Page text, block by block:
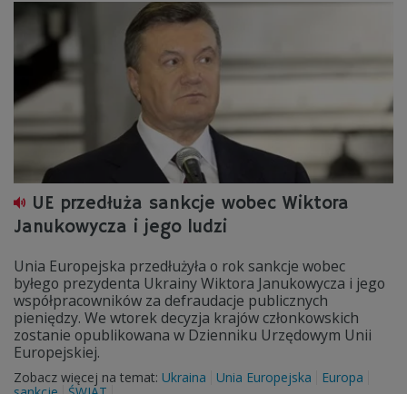
UE przedłuża sankcje wobec Wiktora
Janukowycza i jego ludzi
Unia Europejska przedłużyła o rok sankcje wobec
byłego prezydenta Ukrainy Wiktora Janukowycza i jego
współpracowników za defraudacje publicznych
pieniędzy. We wtorek decyzja krajów członkowskich
zostanie opublikowana w Dzienniku Urzędowym Unii
Europejskiej.
Zobacz więcej na temat: Ukraina Unia Europejska
Europa